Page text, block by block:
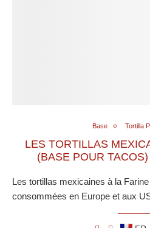
Base Tortilla
LES TORTILLAS
(BASE POUR
Les tortillas mexicaines à la
consommées en Europe et aux